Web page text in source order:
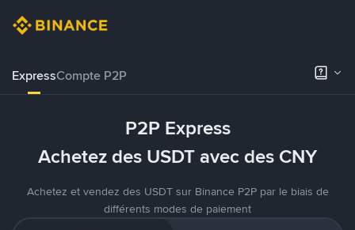
ExpressCompte P2P
P2P Express
Achetez des USDT avec des CNY
Achetez et vendez des USDT sur Binance P2P par le biais de
différents modes de paiement